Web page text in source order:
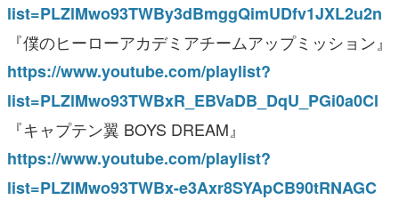
list=PLZlMwo93TWBy3dBmggQimUDfv1JXL2u2n
『僕のヒーローアカデミアチームアップミッション』
https://www.youtube.com/playlist?
list=PLZlMwo93TWBxR_EBVaDB_DqU_PGi0a0Cl
『キャプテン翼 BOYS DREAM』
https://www.youtube.com/playlist?
list=PLZlMwo93TWBx-e3Axr8SYApCB90tRNAGC